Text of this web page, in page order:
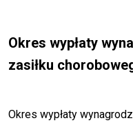
Okres wypłaty
zasiłku
Okres wypłaty